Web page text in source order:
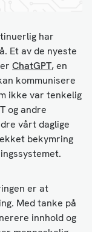
har
Et av de nyeste
ChatGPT, en
kommunisere
ikke var tenkelig
og andre
vårt daglige
bekymring
er at
Med tanke på
innhold og